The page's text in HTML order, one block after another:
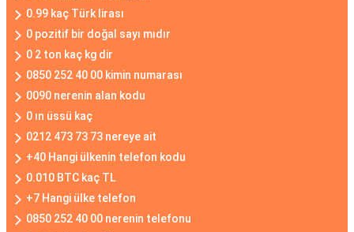
0.99 kaç Türk lirası
0 pozitif bir doğal sayı mıdır
0 2 ton kaç kg dir
0850 252 40 00 kimin numarası
0090 nerenin alan kodu
0 ın üssü kaç
0212 473 73 73 nereye ait
+40 Hangi ülkenin telefon kodu
0.010 BTC kaç TL
+7 Hangi ülke telefon
0850 252 40 00 nerenin telefonu